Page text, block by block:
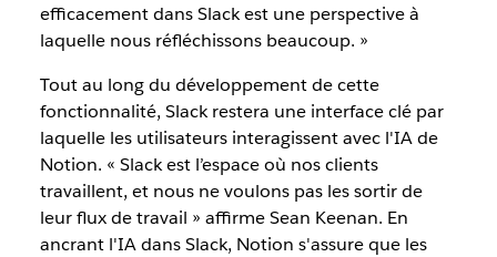
efficacement dans Slack est une perspective à
laquelle nous réfléchissons beaucoup. »
Tout au long du développement de cette
fonctionnalité, Slack restera une interface clé par
laquelle les utilisateurs interagissent avec l'IA de
Notion. « Slack est l’espace où nos clients
travaillent, et nous ne voulons pas les sortir de
leur flux de travail » affirme Sean Keenan. En
ancrant l'IA dans Slack, Notion s'assure que les